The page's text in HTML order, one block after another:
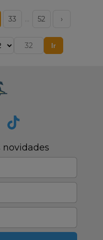
33 … 52 ›
Ir
novidades